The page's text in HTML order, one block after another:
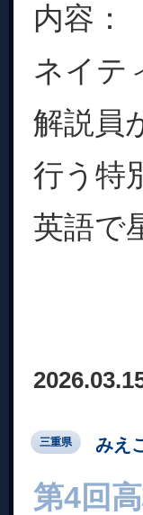
内容：
ネイテ
解説員
行う特
英語で
三重県 みえ
第4回